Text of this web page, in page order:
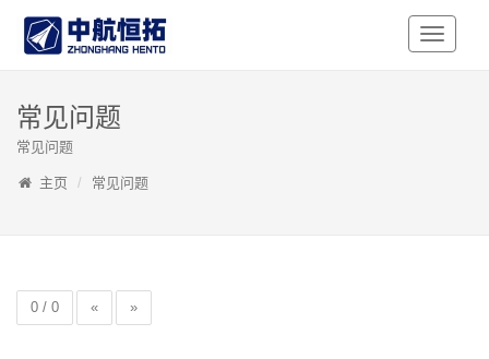
Toggle
常见问题
常见问题
主页 常见问题
0 / 0 « »